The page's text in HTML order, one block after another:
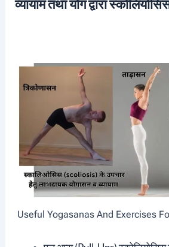
व्यायाम तथा योग द्वारा
Useful Yogasanas And Exercises